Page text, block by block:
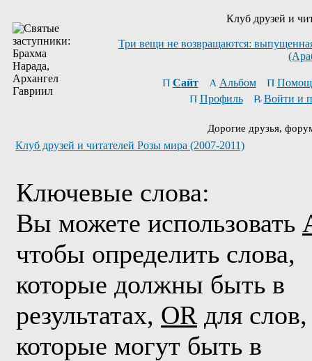
Клуб друзей и
Три вещи не возвращаются:
Сайт Альбом
Профиль
Войти и
Дорогие друзья,
Клуб друзей и читателей Розы мира (2007-2011)
Ключевые слова:
Вы можете использовать
чтобы определить слова,
которые должны быть в
результатах, OR для слов,
которые могут быть в